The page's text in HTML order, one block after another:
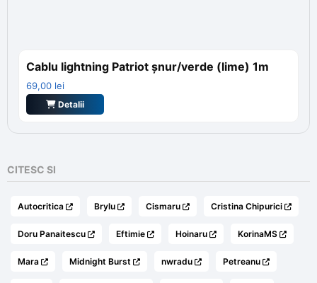
Cablu lightning Patriot șnur/verde (lime) 1m
69,00 lei
Detalii
CITESC SI
Autocritica Brylu Cismaru Cristina Chipurici
Doru Panaitescu Eftimie Hoinaru KorinaMS
Mara Midnight Burst nwradu Petreanu